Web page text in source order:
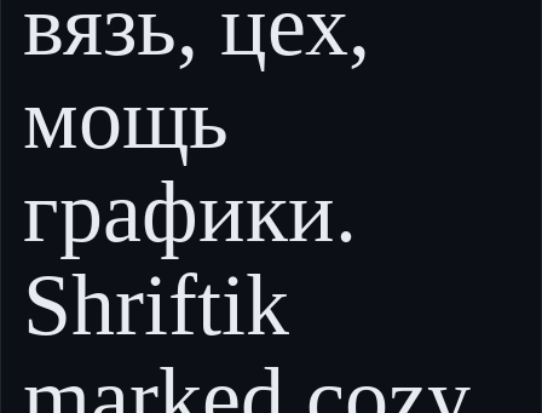
вязь, цех,
мощь
графики.
Shriftik